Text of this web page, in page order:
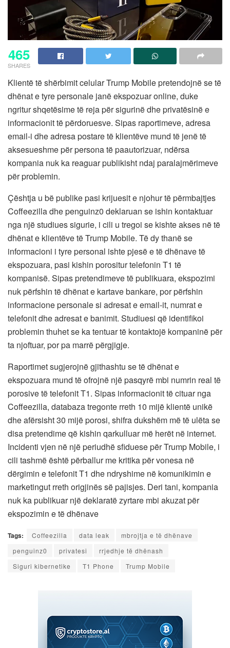
465
SHARES
Klientë të shërbimit celular Trump Mobile pretendojnë se të
dhënat e tyre personale janë ekspozuar online, duke
ngritur shqetësime të reja për sigurinë dhe privatësinë e
informacionit të përdoruesve. Sipas raportimeve, adresa
email-i dhe adresa postare të klientëve mund të jenë të
aksesueshme për persona të paautorizuar, ndërsa
kompania nuk ka reaguar publikisht ndaj paralajmërimeve
për problemin.
Çështja u bë publike pasi krijuesit e njohur të përmbajtjes
Coffeezilla dhe penguinz0 deklaruan se ishin kontaktuar
nga një studiues sigurie, i cili u tregoi se kishte akses në të
dhënat e klientëve të Trump Mobile. Të dy thanë se
informacioni i tyre personal ishte pjesë e të dhënave të
ekspozuara, pasi kishin porositur telefonin T1 të
kompanisë. Sipas pretendimeve të publikuara, ekspozimi
nuk përfshin të dhënat e kartave bankare, por përfshin
informacione personale si adresat e email-it, numrat e
telefonit dhe adresat e banimit. Studiuesi që identifikoi
problemin thuhet se ka tentuar të kontaktojë kompaninë për
ta njoftuar, por pa marrë përgjigje.
Raportimet sugjerojnë gjithashtu se të dhënat e
ekspozuara mund të ofrojnë një pasqyrë mbi numrin real të
porosive të telefonit T1. Sipas informacionit të cituar nga
Coffeezilla, databaza tregonte rreth 10 mijë klientë unikë
dhe afërsisht 30 mijë porosi, shifra dukshëm më të ulëta se
disa pretendime që kishin qarkulluar më herët në internet.
Incidenti vjen në një periudhë sfiduese për Trump Mobile, i
cili tashmë është përballur me kritika për vonesa në
dërgimin e telefonit T1 dhe ndryshime në komunikimin e
marketingut rreth origjinës së pajisjes. Deri tani, kompania
nuk ka publikuar një deklaratë zyrtare mbi akuzat për
ekspozimin e të dhënave
Tags: Coffeezilla data leak
mbrojtja e të dhënave
penguinz0
privatesi
rrjedhje të dhënash
Siguri kibernetike
T1 Phone Trump Mobile